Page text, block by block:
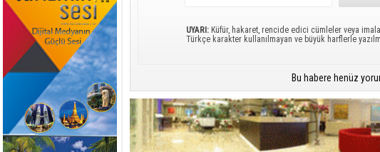
UYARI: Küfür, hakaret, rencide edici cümleler veya
Türkçe karakter kullanılmayan ve büyük harflerle
Bu habere henüz